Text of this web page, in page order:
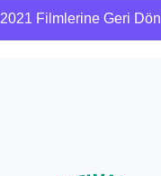
2021 Filmlerine Geri Dön